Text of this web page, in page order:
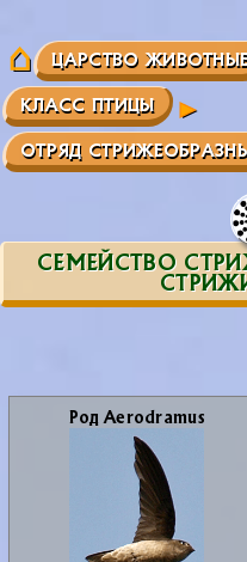
ЦАРСТВО
КЛАСС ПТИЦЫ
ОТРЯД
СЕМЕЙСТВО
Род Aerodramus